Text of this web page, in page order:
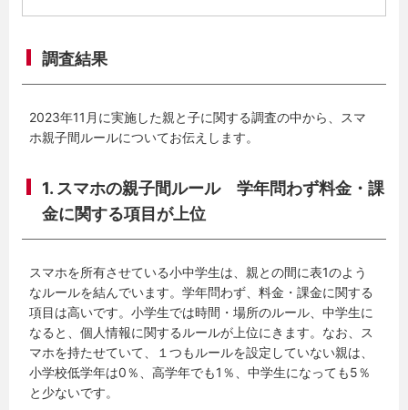
調査結果
2023年11月に実施した親と子に関する調査の中から、スマ
ホ親子間ルールについてお伝えします。
1. スマホの親子間ルール 学年問わず料金・課
金に関する項目が上位
スマホを所有させている小中学生は、親との間に表1のよう
なルールを結んでいます。学年問わず、料金・課金に関する
項目は高いです。小学生では時間・場所のルール、中学生に
なると、個人情報に関するルールが上位にきます。なお、ス
マホを持たせていて、１つもルールを設定していない親は、
小学校低学年は0％、高学年でも1％、中学生になっても5％
と少ないです。